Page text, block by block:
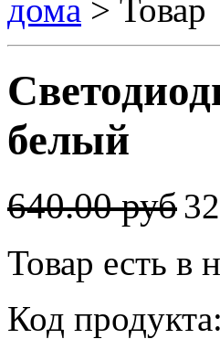
дома > Товар
белый
640.00 руб
Товар есть в
Код